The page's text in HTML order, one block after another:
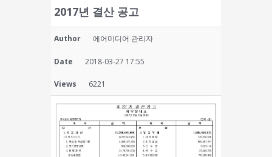
2017년 결산 공고
Author 에어미디어 관리자
Date 2018-03-27 17:55
Views 6221